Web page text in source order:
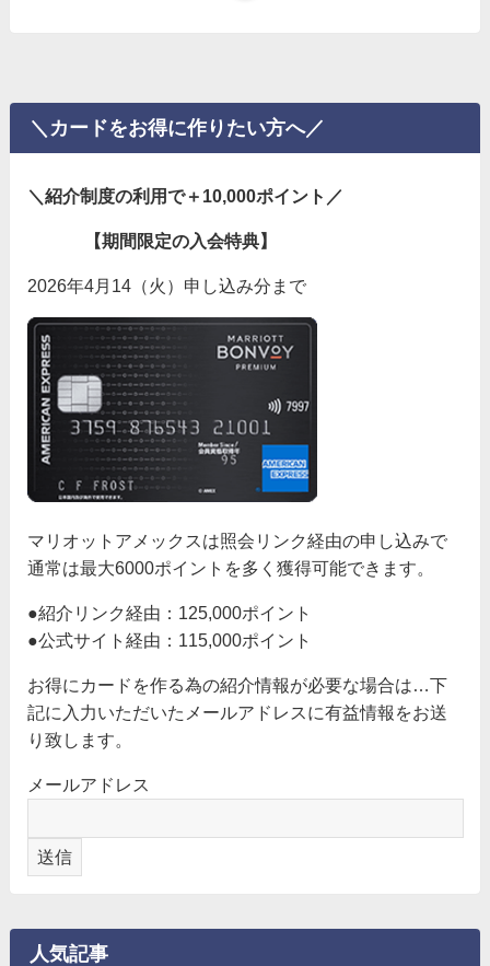
＼カードをお得に作りたい方へ／
＼紹介制度の利用で＋10,000ポイント／
【期間限定の入会特典】
2026年4月14（火）申し込み分まで
マリオットアメックスは照会リンク経由の申し込みで
通常は最大6000ポイントを多く獲得可能できます。
●紹介リンク経由：125,000ポイント
●公式サイト経由：115,000ポイント
お得にカードを作る為の紹介情報が必要な場合は…下
記に入力いただいたメールアドレスに有益情報をお送
り致します。
メールアドレス
人気記事